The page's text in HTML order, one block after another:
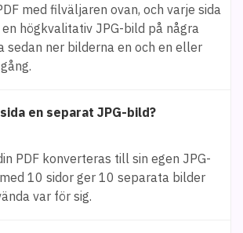
med filväljaren ovan, och varje sida
högkvalitativ JPG-bild på några
sedan ner bilderna en och en eller
en separat JPG-bild?
PDF konverteras till sin egen JPG-
10 sidor ger 10 separata bilder
var för sig.